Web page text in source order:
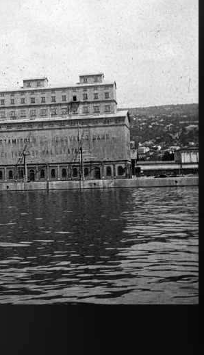
Fortepan / BFL XIV.380 Karafiáth Jenő iratai / Szekfű András adománya
1900 · Hronský Beňadik
szemben a bencés apátsági templom és kolostor épülettömbje. A kép forrását kérjük
a Csap utca sarkán, háttérben az Odvas-hegy. A felvétel 1900 előtt készült.
1900 ·
a község látképe, balra a Szent